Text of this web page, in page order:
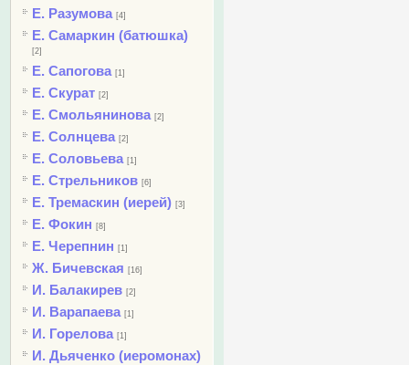
Е. Разумова [4]
Е. Самаркин (батюшка)
[2]
Е. Сапогова [1]
Е. Скурат [2]
Е. Смольянинова [2]
Е. Солнцева [2]
Е. Соловьева [1]
Е. Стрельников [6]
Е. Тремаскин (иерей) [3]
Е. Фокин [8]
Е. Черепнин [1]
Ж. Бичевская [16]
И. Балакирев [2]
И. Варапаева [1]
И. Горелова [1]
И. Дьяченко (иеромонах)